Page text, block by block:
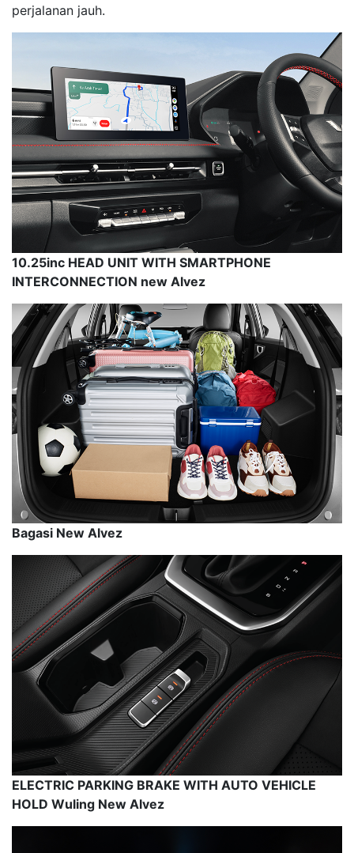
perjalanan jauh.
10.25inc HEAD UNIT WITH SMARTPHONE
INTERCONNECTION new Alvez
Bagasi New Alvez
ELECTRIC PARKING BRAKE WITH AUTO VEHICLE
HOLD Wuling New Alvez